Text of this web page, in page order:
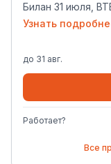
Билан 31 июля,
Арена Ленинград
Лужники Диана
Горького
ВДНХ
Узнать
до 31 авг.
Работает?
Все